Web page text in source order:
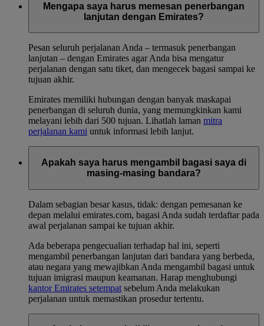
Mengapa saya harus memesan penerbangan
lanjutan dengan Emirates?
Pesan seluruh perjalanan Anda – termasuk penerbangan
lanjutan – dengan Emirates agar Anda bisa mengatur
perjalanan dengan satu tiket, dan mengecek bagasi sampai ke
tujuan akhir.
Emirates memiliki hubungan dengan banyak maskapai
penerbangan di seluruh dunia, yang memungkinkan kami
melayani lebih dari 500 tujuan. Lihatlah laman mitra
perjalanan kami untuk informasi lebih lanjut.
Apakah saya harus mengambil bagasi saya di
masing-masing bandara?
Dalam sebagian besar kasus, tidak: dengan pemesanan ke
depan melalui emirates.com, bagasi Anda sudah terdaftar pada
awal perjalanan sampai ke tujuan akhir.
Ada beberapa pengecualian terhadap hal ini, seperti
mengambil penerbangan lanjutan dari bandara yang berbeda,
atau negara yang mewajibkan Anda mengambil bagasi untuk
tujuan imigrasi maupun keamanan. Harap menghubungi
kantor Emirates setempat sebelum Anda melakukan
perjalanan untuk memastikan prosedur tertentu.